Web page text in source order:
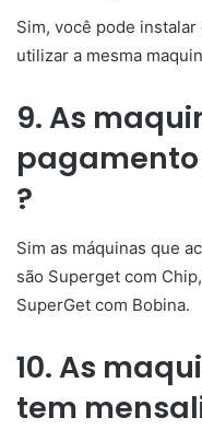
Sim, você pode
utilizar a mesma
9. As
?
Sim as máquinas que
são Superget com
SuperGet com Bobina.
10. As
tem